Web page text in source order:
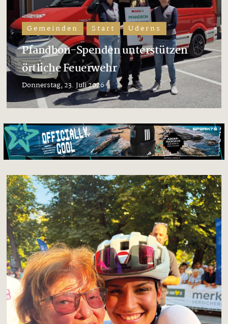
Gemeinden Start Uderns
Pfandbon-Spenden unterstützen
örtliche Feuerwehr
Donnerstag, 23. Juli 2026